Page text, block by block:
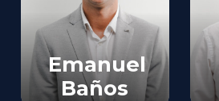
Vida
Emanuel
Baños